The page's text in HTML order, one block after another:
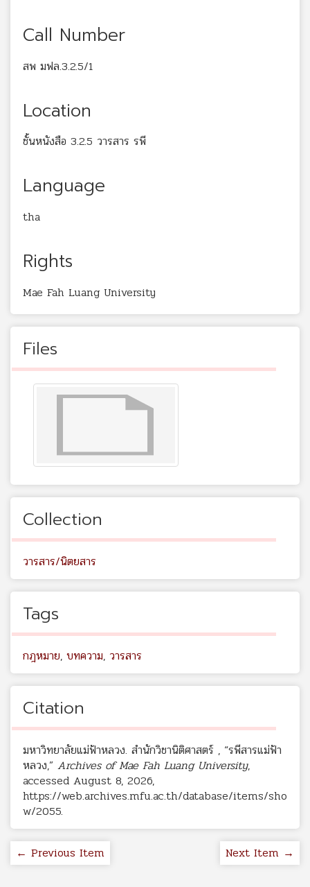
Call Number
สพ มฟล.3.2.5/1
Location
ชั้นหนังสือ 3.2.5 วารสาร รพี
Language
tha
Rights
Mae Fah Luang University
Files
Collection
วารสาร/นิตยสาร
Tags
กฎหมาย, บทความ, วารสาร
Citation
มหาวิทยาลัยแม่ฟ้าหลวง. สำนักวิชานิติศาสตร์ , “รพีสารแม่ฟ้า
หลวง,” Archives of Mae Fah Luang University,
accessed August 8, 2026,
https://web.archives.mfu.ac.th/database/items/sho
w/2055.
← Previous Item Next Item →